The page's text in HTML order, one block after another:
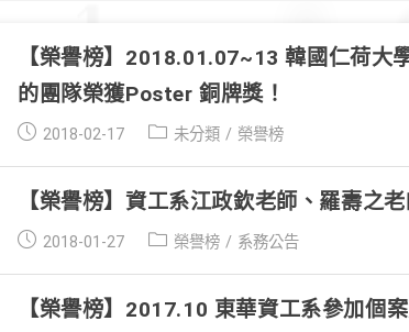
【榮譽榜】2018.01.07~13 韓國仁荷大
的團隊榮獲Poster 銅牌獎！
Post
2018-02-17Post
未分類 / 榮譽榜
【榮譽榜】資工系江政欽老師、羅壽之
Post
2018-01-27Post
榮譽榜 / 系務公告
【榮譽榜】2017.10 東華資工系參加個